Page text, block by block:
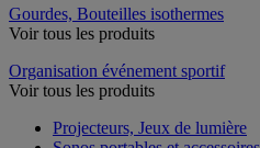
Gourdes, Bouteilles isothermes
Voir tous les produits
Organisation événement sportif
Voir tous les produits
Projecteurs, Jeux de lumière